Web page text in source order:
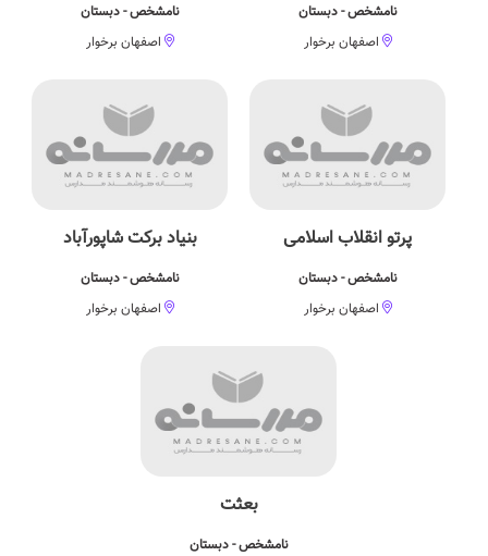
نامشخص - دبستان
اصفهان برخوار
نامشخص - دبستان
اصفهان برخوار
پرتو انقلاب اسلامی
نامشخص - دبستان
اصفهان برخوار
بنیاد برکت شاپورآباد
نامشخص - دبستان
اصفهان برخوار
بعثت
نامشخص - دبستان